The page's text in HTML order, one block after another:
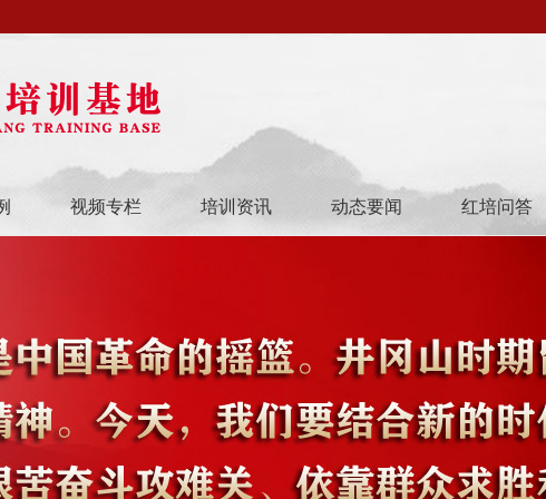
视频专栏 培训资讯 动态要闻 红培问答